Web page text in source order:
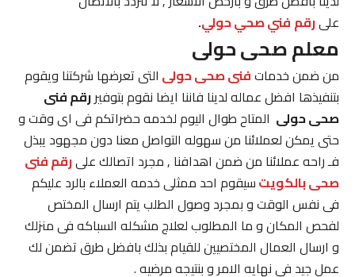
علىرقمفني صحي حولي.
معلم صحى حولى
من ضمن خدماتفنى صحى حولىالتى تعرضها شركتنا ويقوم
بتنفيذها افضل عماله لدينا فاننا ايضا نقوم بتوفيررقم فنى
صحى حولىالمتاح طوال اليوم لخدمه حضراتكم فى اى وقت و
حتى يمكن لعملائنا من سهوله التواصل معنا دون مجهود يبذل
فـ راحه عملائنا من ضمن اهدافنا , مجرد اتصالك علىرقم فنى
صحى بالكويتسيقوم احد ممثلى خدمه العملاء بالرد عليكم
فى نفس الوقت و بمجرد وصول الطلب يتم ارسال المختص
لفحص المكان و ما المطلوب لعلاج مشكله السباكه فى منزلك
و ارسال العمال المختصيين للقيام بذلك بافضل طرق تضمن لك
عمل جيد فى نهايه الامر و بنتيجه مرضيه .